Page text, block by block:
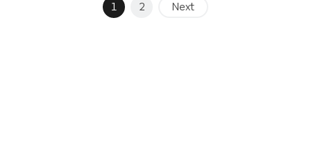
1 2 Next